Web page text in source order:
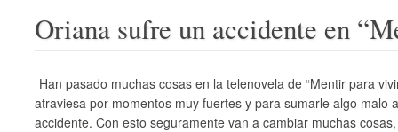
Oriana sufre un accidente en
Han pasado muchas cosas en la telenovela de “Mentir para
atraviesa por momentos muy fuertes y para sumarle algo malo
accidente. Con esto seguramente van a cambiar muchas